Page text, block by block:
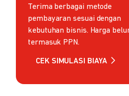
Terima berbagai metode
pembayaran sesuai dengan
kebutuhan bisnis. Harga
termasuk PPN.
CEK SIMULASI BIAYA